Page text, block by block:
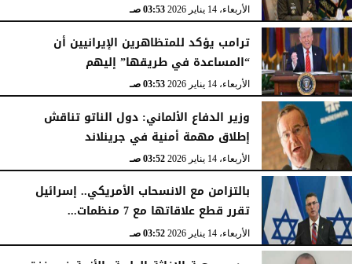
الأربعاء، 14 يناير 2026 03:53 صـ
ترامب يؤكد للمتظاهرين الإيرانيين أن
“المساعدة في طريقها” إليهم
الأربعاء، 14 يناير 2026 03:53 صـ
وزير الدفاع الألماني: دول الناتو تناقش
إطلاق مهمة أمنية في جرينلاند
الأربعاء، 14 يناير 2026 03:52 صـ
بالتزامن مع الانسحاب الأمريكي.. إسرائيل
تقرر قطع علاقاتها مع 7 منظمات...
الأربعاء، 14 يناير 2026 03:52 صـ